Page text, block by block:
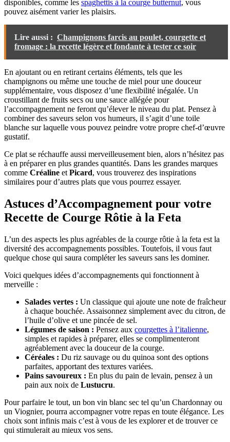
disponibles, comme les spaghettis à la courge butternut, vous
pouvez aisément varier les plaisirs.
Lire aussi : Champignons farcis au poulet, courgette et
fromage : la recette légère et fondante à tester ce soir
En ajoutant ou en retirant certains éléments, tels que les
champignons ou même une touche de miel pour une douceur
supplémentaire, vous disposez d’une flexibilité inégalée. Un
croustillant de fruits secs ou une sauce allégée pour
l’accompagnement ne feront qu’élever le niveau du plat. Pensez à
combiner des saveurs selon vos humeurs, il s’agit d’une toile
blanche sur laquelle vous pouvez peindre votre propre chef-d’œuvre
gustatif.
Ce plat se réchauffe aussi merveilleusement bien, alors n’hésitez pas
à en préparer en plus grandes quantités. Dans les grandes marques
comme Créaline et Picard, vous trouverez des inspirations
similaires pour d’autres plats que vous pourrez essayer.
Astuces d’Accompagnement pour votre
Recette de Courge Rôtie à la Feta
L’un des aspects les plus agréables de la courge rôtie à la feta est la
diversité des accompagnements possibles. Toutefois, il vous faut
quelque chose qui saura compléter les saveurs sans les dominer.
Voici quelques idées d’accompagnements qui fonctionnent à
merveille :
Salades vertes : Un classique qui ajoute une note de fraîcheur
à chaque bouchée. Assaisonnez simplement avec du citron, de
l’huile d’olive et une pincée de sel.
Légumes de saison : Pensez aux courgettes à l’italienne,
simples et rapides à préparer, elles se complimenteront
agréablement avec la douceur de la courge.
Céréales : Du riz sauvage ou du quinoa sont des options
parfaites, apportant des textures variées.
Pains savoureux : En plus du pain de levain, pensez à un
pain aux noix de Lustucru.
Pour parfaire le tout, un bon vin blanc sec tel qu’un Chardonnay ou
un Viognier, pourra accompagner votre repas en toute élégance. Les
choix sont infinis mais c’est à vous de les explorer et de trouver ce
qui stimulerait au mieux vos sens.